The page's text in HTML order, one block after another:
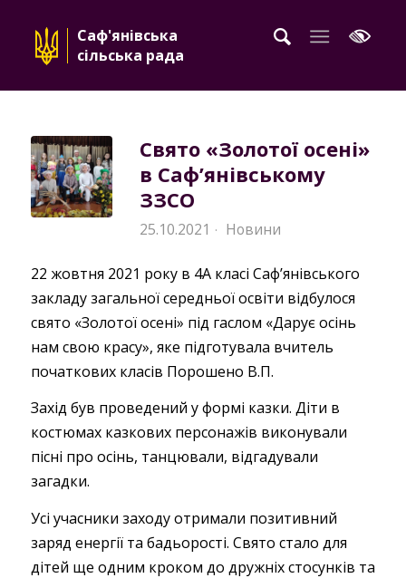
Саф'янівська
сільська рада
Свято «Золотої осені»
в Саф’янівському
ЗЗСО
25.10.2021 · Новини
22 жовтня 2021 року в 4А класі Саф’янівського
закладу загальної середньої освіти відбулося
свято «Золотої осені» під гаслом «Дарує осінь
нам свою красу», яке підготувала вчитель
початкових класів Порошено В.П.
Захід був проведений у формі казки. Діти в
костюмах казкових персонажів виконували
пісні про осінь, танцювали, відгадували
загадки.
Усі учасники заходу отримали позитивний
заряд енергії та бадьорості. Свято стало для
дітей ще одним кроком до дружніх стосунків та